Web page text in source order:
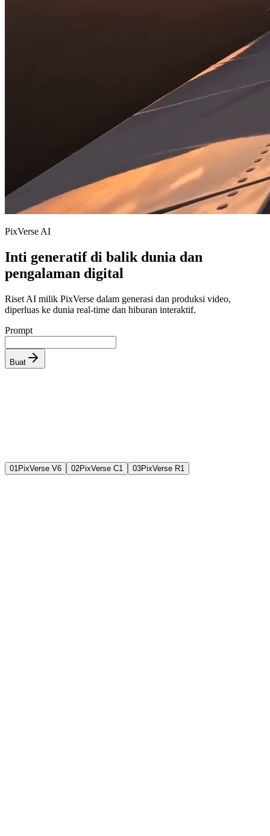
PixVerse AI
Inti generatif di balik dunia dan
pengalaman digital
Riset AI milik PixVerse dalam generasi dan produksi video,
diperluas ke dunia real-time dan hiburan interaktif.
Prompt
Buat
01 PixVerse V6 02PixVerse C1 03PixVerse R1